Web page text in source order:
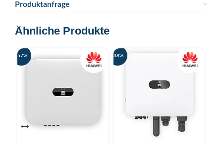
Produktanfrage
Ähnliche Produkte
-57% -38%